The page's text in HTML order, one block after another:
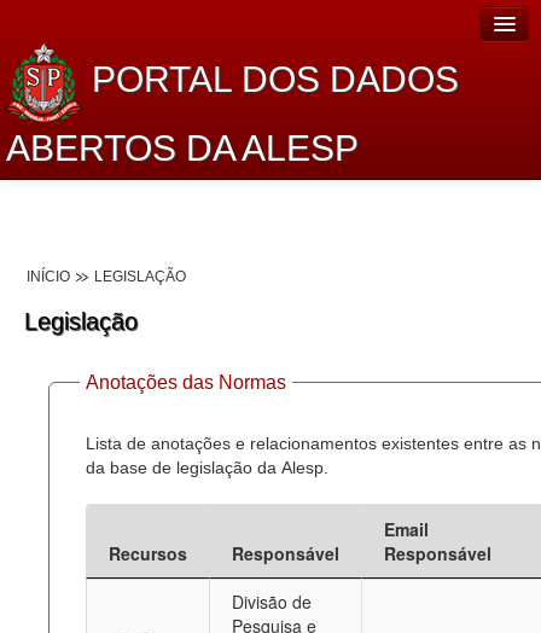
PORTAL DOS DADOS
ABERTOS DA ALESP
Dados Abertos Alesp
Lei de Acesso à Informação
Dados Governamentais Abertos
Planejamento
Deputados Estaduais
INÍCIO LEGISLAÇÃO
Legislação
Anotações das Normas
Lista de anotações e relacionamentos existentes entre as
da base de legislação da Alesp.
Recursos Responsável
Email
Responsável
Divisão de
Pesquisa e